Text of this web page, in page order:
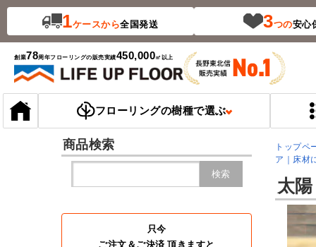
1ケースから全国発送 3つの安心
創業78周年フローリングの販売実績450,000㎡以上
フローリングの樹種で選ぶ
商品検索
検索
只今
ご注文＆ご決済 頂きますと
トップペ
ア｜床材
太